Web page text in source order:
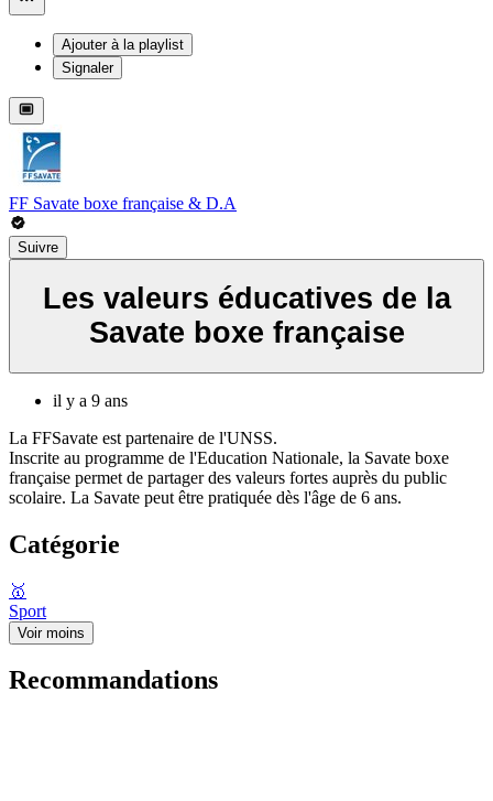
Ajouter à la playlist
Signaler
FF Savate boxe française & D.A
Suivre
Les valeurs éducatives de la
Savate boxe française
il y a 9 ans
La FFSavate est partenaire de l'UNSS.
Inscrite au programme de l'Education Nationale, la Savate boxe
française permet de partager des valeurs fortes auprès du public
scolaire. La Savate peut être pratiquée dès l'âge de 6 ans.
Catégorie
🥇
Sport
Voir moins
Recommandations